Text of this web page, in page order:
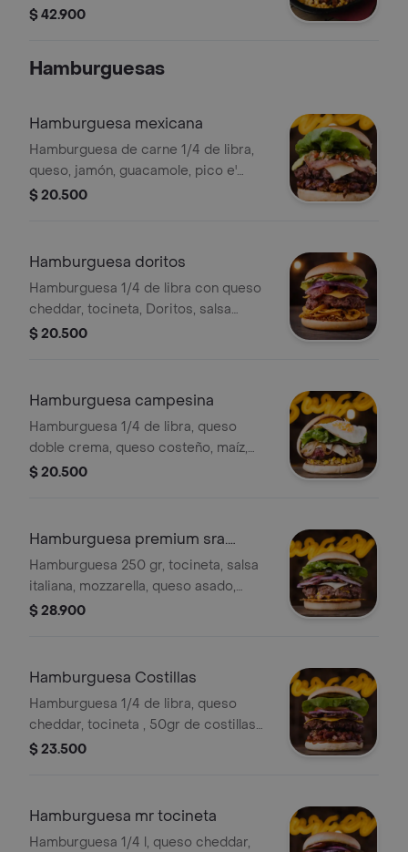
tocineta de miel, 250gr de
$ 42.900
Hamburguesas
Hamburguesa mexicana
Hamburguesa de carne 1/4 de libra,
queso, jamón, guacamole, pico e'
gallo, frijol chilli refrito, salsa chipotle,
$ 20.500
Hamburguesa doritos
Hamburguesa 1/4 de libra con queso
cheddar, tocineta, Doritos, salsa
cheddar, lechuga, cebolla morada y
$ 20.500
Hamburguesa campesina
Hamburguesa 1/4 de libra, queso
doble crema, queso costeño, maíz,
cebolla parrillada, huevo frito,
$ 20.500
Hamburguesa premium sra.
smith
Hamburguesa 250 gr, tocineta, salsa
italiana, mozzarella, queso asado,
doble tocineta, cebolla morada,
$ 28.900
Hamburguesa Costillas
Hamburguesa 1/4 de libra, queso
cheddar, tocineta , 50gr de costillas
bbq deshuesada, salsa, vegetales,
$ 23.500
Hamburguesa mr tocineta
Hamburguesa 1/4 l, queso cheddar,